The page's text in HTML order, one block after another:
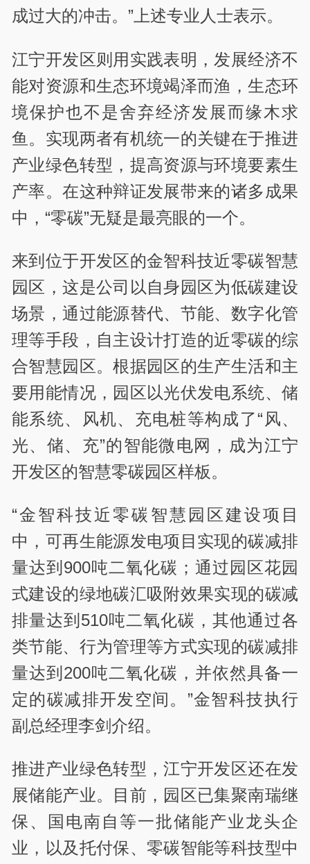
成过大的冲击。”上述专业人士表示。
江宁开发区则用实践表明，发展经济不
能对资源和生态环境竭泽而渔，生态环
境保护也不是舍弃经济发展而缘木求
鱼。实现两者有机统一的关键在于推进
产业绿色转型，提高资源与环境要素生
产率。在这种辩证发展带来的诸多成果
中，“零碳”无疑是最亮眼的一个。
来到位于开发区的金智科技近零碳智慧
园区，这是公司以自身园区为低碳建设
场景，通过能源替代、节能、数字化管
理等手段，自主设计打造的近零碳的综
合智慧园区。根据园区的生产生活和主
要用能情况，园区以光伏发电系统、储
能系统、风机、充电桩等构成了“风、
光、储、充”的智能微电网，成为江宁
开发区的智慧零碳园区样板。
“金智科技近零碳智慧园区建设项目
中，可再生能源发电项目实现的碳减排
量达到900吨二氧化碳；通过园区花园
式建设的绿地碳汇吸附效果实现的碳减
排量达到510吨二氧化碳，其他通过各
类节能、行为管理等方式实现的碳减排
量达到200吨二氧化碳，并依然具备一
定的碳减排开发空间。”金智科技执行
副总经理李剑介绍。
推进产业绿色转型，江宁开发区还在发
展储能产业。目前，园区已集聚南瑞继
保、国电南自等一批储能产业龙头企
业，以及托付保、零碳智能等科技型中